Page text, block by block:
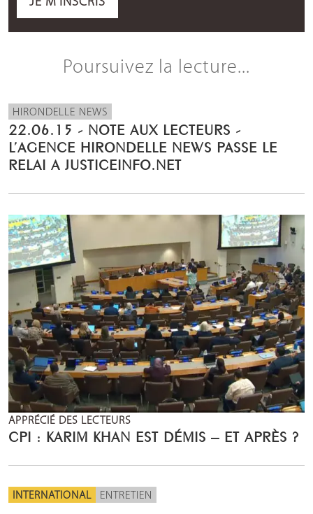
Poursuivez la lecture...
HIRONDELLE NEWS
22.06.15 - NOTE AUX LECTEURS -
L’AGENCE HIRONDELLE NEWS PASSE LE
RELAI A JUSTICEINFO.NET
APPRÉCIÉ DES LECTEURS
CPI : KARIM KHAN EST DÉMIS – ET APRÈS ?
INTERNATIONAL ENTRETIEN